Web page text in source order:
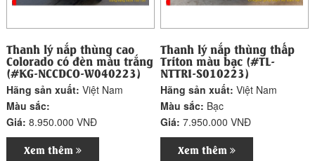
Thanh lý nắp thùng cao
Colorado có đèn màu trắng
(#KG-NCCDCO-W040223)
Hãng sản xuất:Việt Nam
Màu sắc:
Giá:8.950.000 VNĐ
Xem thêm
Thanh lý nắp thùng thấp
Triton màu bạc (#TL-
NTTRI-S010223)
Hãng sản xuất:Việt Nam
Màu sắc: Bạc
Giá:7.950.000 VNĐ
Xem thêm